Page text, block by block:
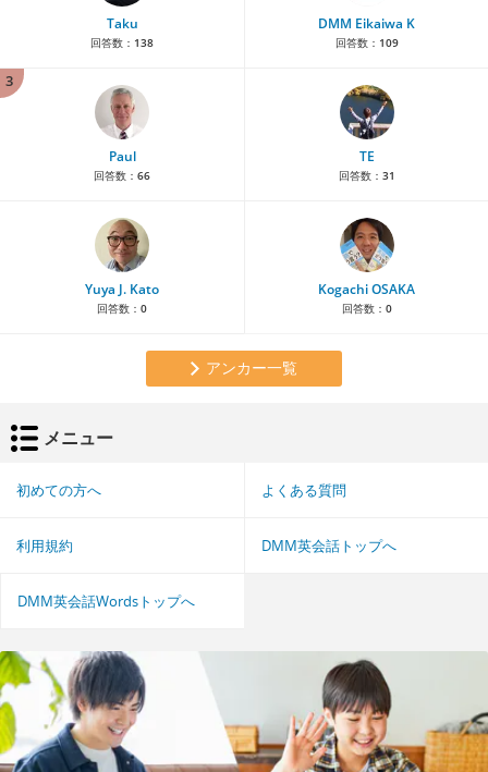
Taku
回答数： 138
DMM Eikaiwa K
回答数： 109
3
Paul
回答数： 66
TE
回答数： 31
Yuya J. Kato
回答数： 0
Kogachi OSAKA
回答数： 0
アンカー一覧
メニュー
初めての方へ よくある質問
利用規約 DMM英会話トップへ
DMM英会話Wordsトップへ